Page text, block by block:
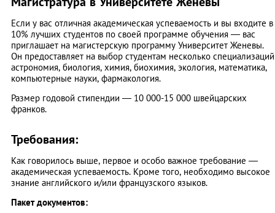
Если у вас отличная академическая успеваемость и вы входите в
10% лучших студентов по своей программе обучения — вас
приглашает на магистерскую программу Университет Женевы.
Он предоставляет на выбор студентам несколько
астрономия, биология, химия, биохимия, экология, математика,
компьютерные науки, фармакология.
Размер годовой стипендии — 10 000-15 000 швейцарских
франков.
Требования:
Как говорилось выше, первое и особо важное требование —
академическая успеваемость. Кроме того, необходимо высокое
знание английского и/или французского языков.
Пакет документов: